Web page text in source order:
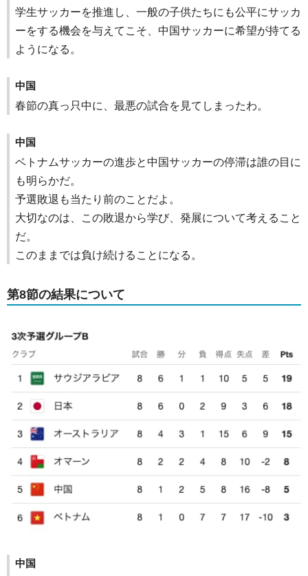
学生サッカーを推進し、一般の子供たちにも公平にサッカ
ーをする機会を与えてこそ、中国サッカーに希望が持てる
ようになる。
中国
春節の真っ只中に、最悪の試合を見てしまったわ。
中国
ベトナムサッカーの進歩と中国サッカーの停滞は誰の目に
も明らかだ。
予選敗退も当たり前のことだよ。
大切なのは、この敗退から学び、発展について考えること
だ。
このままでは負け続けることになる。
第8節の結果について
中国